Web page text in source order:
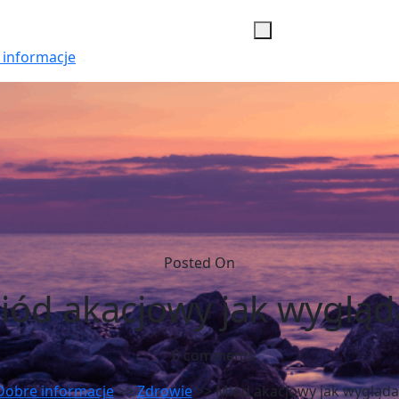
Posted On
akacjowy jak
0 comments
informacje>>Zdrowie>> Miód akacjowy jak